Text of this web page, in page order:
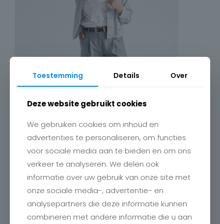
Toestemming Details Over
Deze website gebruikt cookies
We gebruiken cookies om inhoud en
advertenties te personaliseren, om functies
voor sociale media aan te bieden en om ons
verkeer te analyseren. We delen ook
informatie over uw gebruik van onze site met
onze sociale media-, advertentie- en
analysepartners die deze informatie kunnen
combineren met andere informatie die u aan